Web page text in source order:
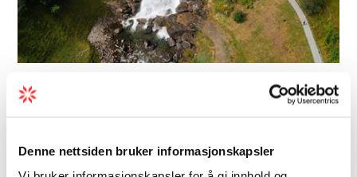
Denne nettsiden bruker informasjonskapsler
Natur | Förde | Naturattraktion
Landschaftsroute Hardanger
Die Norwegische Landschaftsroute